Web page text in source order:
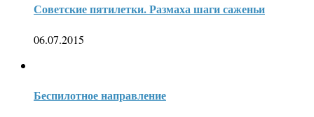
Советские пятилетки. Размаха шаги саженьи
06.07.2015
Беспилотное направление